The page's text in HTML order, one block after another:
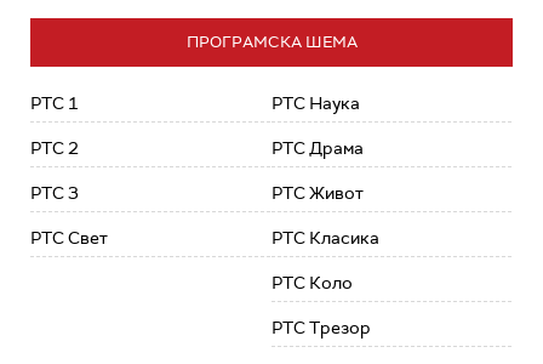
ПРОГРАМСКА ШЕМА
РТС 1
РТС 2
РТС 3
РТС Свет
РТС Наука
РТС Драма
РТС Живот
РТС Класика
РТС Коло
РТС Трезор